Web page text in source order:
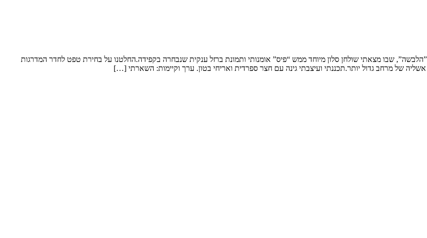
שבו מצאתי שולחן סלון מיוחד ממש “פיס” אומנותי ותמונת ברזל ענקית שנבחרה בקפידה.החלטנו על בחירת טפט לחדר המדרגות
של מרחב גדול יותר.תכננתי ועיצבתי גינה עם חצר ספרדית ואריחי בטון. ערך וקיימות: השארתי […]